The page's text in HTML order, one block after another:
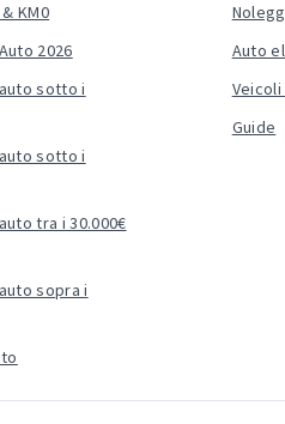
KM0
2026
sotto i
sotto i
tra i 30.000€
sopra i
Auto
Guide